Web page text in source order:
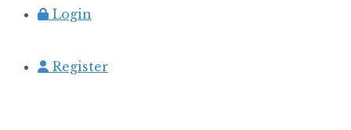
Login
Register